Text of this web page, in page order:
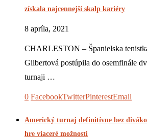
získala najcennejší skalp kariéry
8 apríla, 2021
CHARLESTON – Španielska
Gilbertová postúpila do osemfinále
turnaji …
0 FacebookTwitterPinterestEmail
Americký turnaj definitívne bez
hre viaceré možnosti